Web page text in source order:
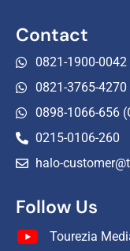
Contact
0821-1900-
0821-3765-
0898-1066-656
0215-0106-260
halo-
Follow Us
Tourezia